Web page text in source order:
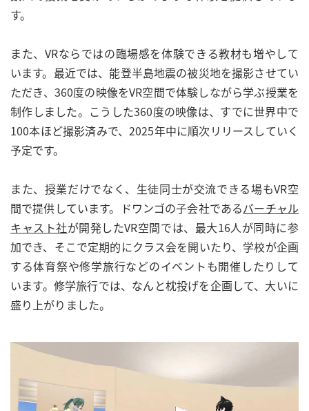
す。
また、VRならではの臨場感を体験できる教材も増やして
います。最近では、能登半島地震の被災地を撮影させてい
ただき、360度の映像をVR空間で体験しながら学ぶ授業を
制作しました。こうした360度の映像は、すでに世界中で
100本ほど撮影済みで、2025年中に順次リリースしていく
予定です。
また、授業だけでなく、生徒同士が交流できる場もVR空
間で提供しています。ドワンゴの子会社であるバーチャル
キャスト社が開発したVR空間では、最大16人が同時に参
加でき、そこで定期的にクラス会を開いたり、学校が企画
する体育祭や修学旅行などのイベントも開催したりして
います。修学旅行では、なんと枕投げを企画して、大いに
盛り上がりました。